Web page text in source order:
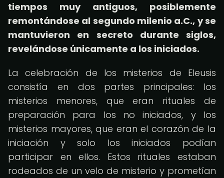
tiempos muy antiguos, posiblemente
remontándose al segundo milenio a.C., y se
mantuvieron en secreto durante siglos,
revelándose únicamente a los iniciados.
La celebración de los misterios de Eleusis
consistía en dos partes principales: los
misterios menores, que eran rituales de
preparación para los no iniciados, y los
misterios mayores, que eran el corazón de la
iniciación y solo los iniciados podían
participar en ellos. Estos rituales estaban
rodeados de un velo de misterio y prometían